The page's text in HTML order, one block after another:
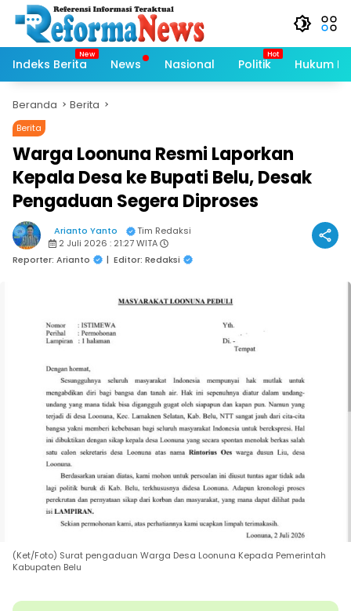
Langsung
konten
Indeks Berita
News Nasional Politik Hukum
Beranda Berita
Berita
Warga Loonuna Resmi Laporkan
Kepala Desa ke Bupati Belu, Desak
Pengaduan Segera Diproses
Arianto Yanto
Tim Redaksi
2 Juli 2026 : 21:27 WITA
Reporter: Arianto
| Editor: Redaksi
(Ket/Foto) Surat pengaduan Warga Desa Loonuna Kepada Pemerintah
Kabupaten Belu